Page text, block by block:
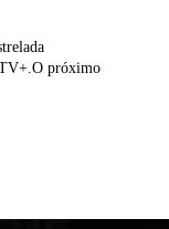
TV+.O próximo